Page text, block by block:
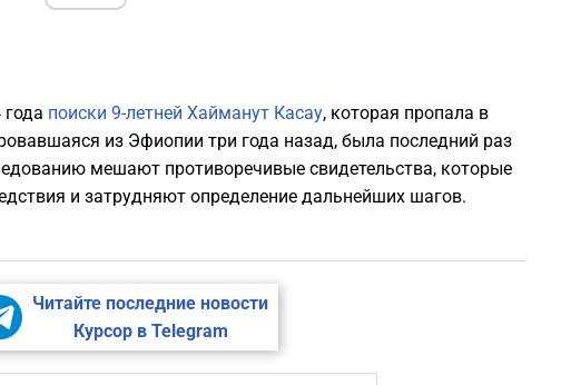
поиски 9-летней Хайманут Касау, которая пропала в
из Эфиопии три года назад, была последний раз
мешают противоречивые свидетельства, которые
и затрудняют определение дальнейших шагов.
Читайте последние новости
Курсор в Telegram